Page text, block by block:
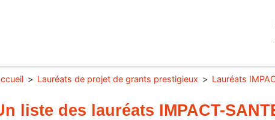
Lauréats de projet de grants prestigieux Lauréats
liste des lauréats IMPACT-